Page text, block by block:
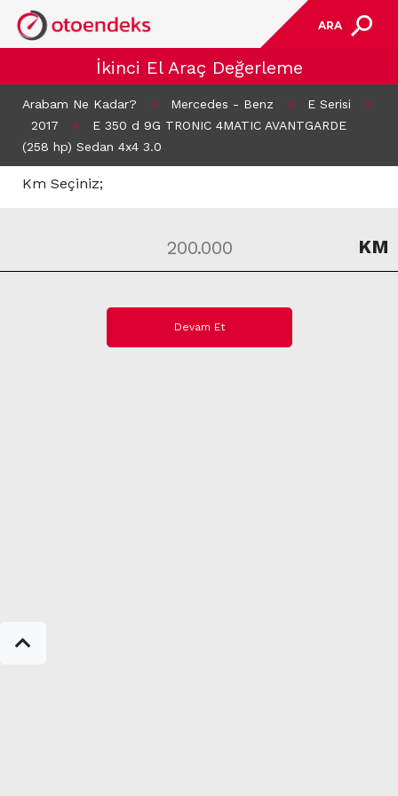
ARA
İkinci El Araç Değerleme
Arabam Ne Kadar? > Mercedes - Benz > E Serisi
>
2017
>
E 350 d 9G TRONIC 4MATIC AVANTGARDE
(258 hp) Sedan 4x4 3.0
Km Seçiniz;
KM
Devam Et